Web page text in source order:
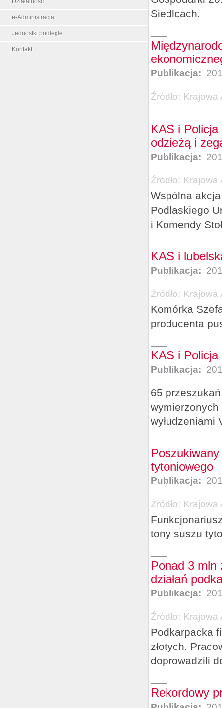
e-Administracja
Jednostki podległe
Kontakt
Siedlcach.
Publikacja:
Źródło: Krajowa
KAS i Policja
odzieżą i
Publikacja:
Źródło: Krajowa
Wspólna
Podlaskiego
i Komendy
KAS i
Publikacja:
Źródło: Krajowa
Komórka
producenta
KAS i Policja
Publikacja:
65
wyłudzeniami
tytoniowego
Publikacja:
Źródło: Krajowa
tony suszu
Ponad 3 mln
działań
Publikacja:
Źródło: Krajowa
Podkarpacka
złotych.
doprowadzili
Rekordowy